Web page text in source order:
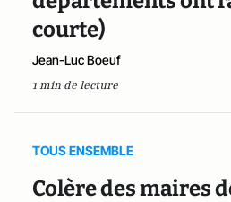
courte)
Jean-Luc Boeuf
1 min de lecture
TOUS ENSEMBLE
Colère des maires